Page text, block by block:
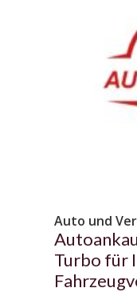
Auto und
Turbo für